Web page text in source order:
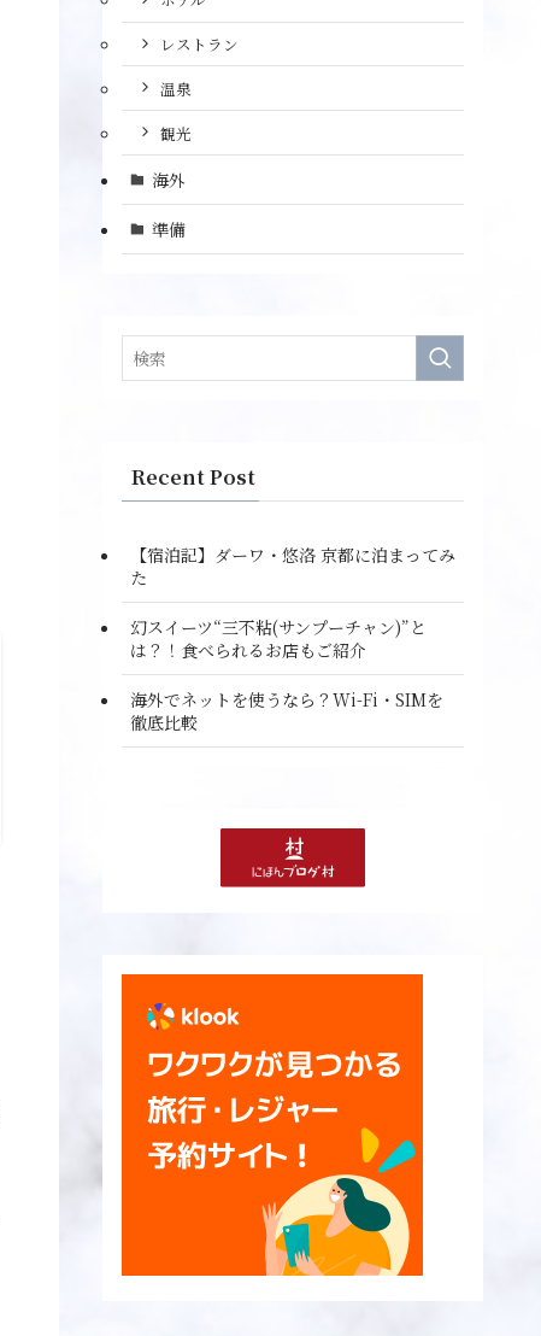
レストラン
温泉
観光
海外
準備
Recent Post
【宿泊記】ダーワ・悠洛 京都に泊まってみ
た
幻スイーツ“三不粘(サンプーチャン)”と
は？！食べられるお店もご紹介
海外でネットを使うなら？Wi-Fi・SIMを
徹底比較